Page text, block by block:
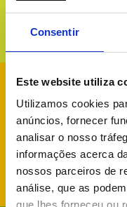
Consentir
Este website utiliza
Utilizamos cookies
anúncios, fornecer
analisar o nosso
informações acerca
nossos parceiros de
análise, que as
que lhes forneceu ou